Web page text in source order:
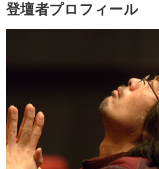
登壇者プロフィール